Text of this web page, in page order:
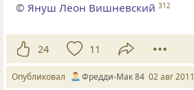
©Януш Леон Вишневский 312
24 11
Опубликовал Фредди-Мак 84 02 авг 2011